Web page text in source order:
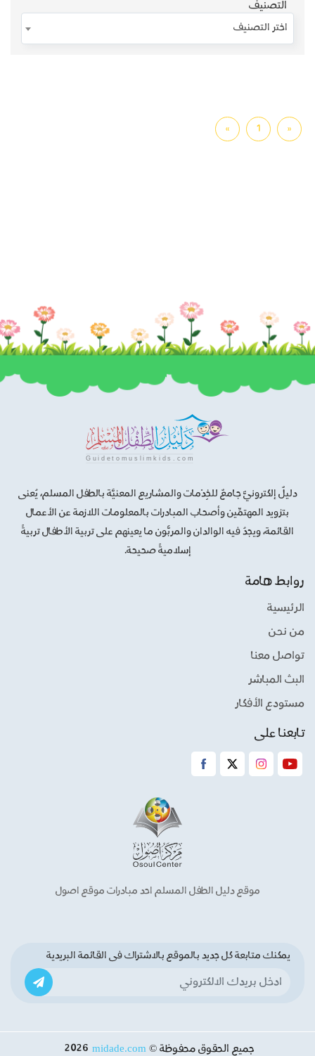
التصنيف
اختر التصنيف
«
1
»
دليلٌ إلكترونيٌّ جامعٌ للخِدْمات والمشاريع المعنيَّة بالطفل المسلم، يُعنى
بتزويد المهتمِّين وأصحاب المبادرات بالمعلومات اللازمة عن الأعمال
القائمة، ويجدُ فيه الوالدان والمربُّون ما يعينهم على تربية الأطفال تربيةً
إسلاميةً صحيحة.
روابط هامة
الرئيسية
من نحن
تواصل معنا
البث المباشر
مستودع الأفكار
تابعنا على
موقع دليل الطفل المسلم احد مبادرات موقع اصول
يمكنك متابعة كل جديد بالموقع بالاشتراك فى القائمة البريدية
جميع الحقوق محفوظة ©midade.com
2026